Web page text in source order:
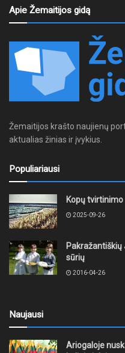
Apie Žemaitijos gidą
Žemaitijos krašto naujienų
aktualias žinias ir įvykius.
Populiariausi
Kopų
2025-09-26
sūrių
2016-04-26
Naujausi
Ariogaloje